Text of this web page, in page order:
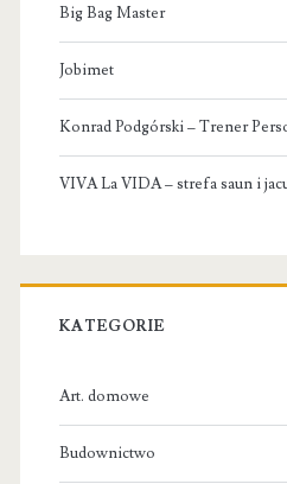
Big Bag Master
Jobimet
Konrad Podgórski – Trener
VIVA La VIDA – strefa saun i
KATEGORIE
Art. domowe
Budownictwo